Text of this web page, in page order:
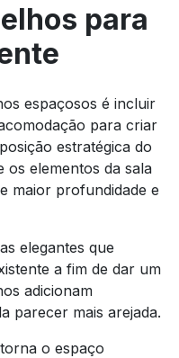
para
espaçosos é incluir
para criar
estratégica do
os elementos da sala
maior profundidade e
elegantes que
a fim de dar um
adicionam
parecer mais arejada.
o espaço